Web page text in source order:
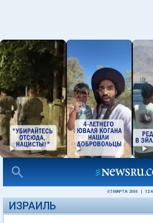
05 МАРТА 2006
ИЗРАИЛЬ